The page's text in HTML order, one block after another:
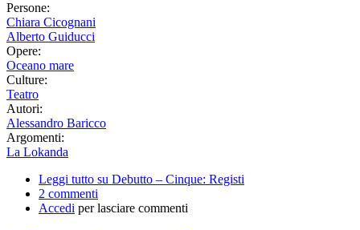
Persone:
Chiara Cicognani
Alberto Guiducci
Opere:
Oceano mare
Culture:
Teatro
Autori:
Alessandro Baricco
Argomenti:
La Lokanda
Leggi tutto su Debutto – Cinque: Registi
2 commenti
Accedi per lasciare commenti